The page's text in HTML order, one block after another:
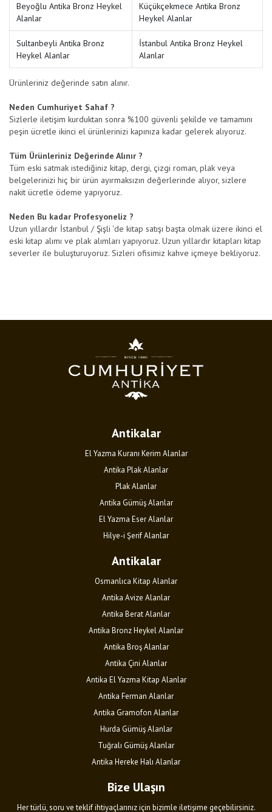
Beyoğlu Antika Bronz Heykel
Alanlar
Küçükçekmece Antika Bronz
Heykel Alanlar
Sultanbeyli Antika Bronz
Heykel Alanlar
İstanbul Antika Bronz Heykel
Alanlar
Ürünleriniz değerinde satın alınır.
Neden Cumhuriyet Sahaf ?
Sizlerle iletişim kurduktan sonra %100 güvenli şekilde ve tamamını
peşin ücretle ikinci el ürünlerinizi kapınıza kadar gelerek alıyoruz.
Tüm Ürünleriniz Değerinde Alınır ?
Tüm eski satmak istediğiniz kitap, dergi, çizgi roman, plak veya
belgelerinizi hiç bir ürün ayırmaksızın değerlerinde alıyor, sizlere
nakit ücretle ödeme yapıyoruz.
Neden Bu kadar Profesyoneliz ?
Uzun yıllardır İstanbul / Şişli 'de kitap satışı başta olmak üzere ikinci el
eski kitap alımı ve plak alımları yapıyoruz. Uzun yıllardır kitapları kitap
severler ile buluşturuyoruz. Sizleri ofisimiz kahve içmeye bekliyoruz.
Antikalar
El Yazma Kuranı Kerim Alanlar
Antika Plak Alanlar
Plak Alanlar
Antika Gümüş Alanlar
El Yazma Eser Alanlar
Hilye-i Şerif Alanlar
Antikalar
Osmanlıca Kitap Alanlar
Antika Avize Alanlar
Antika Berat Alanlar
Antika Bronz Heykel Alanlar
Antika Broş Alanlar
Antika Çini Alanlar
Antika El Yazma Kitap Alanlar
Antika Ferman Alanlar
Antika Gramofon Alanlar
Hurda Gümüş Alanlar
Tuğralı Gümüş Alanlar
Antika Hereke Halı Alanlar
Bize Ulaşın
Her türlü, soru ve teklif ihtiyaçlarınız için bizimle iletişime geçebilirsiniz.